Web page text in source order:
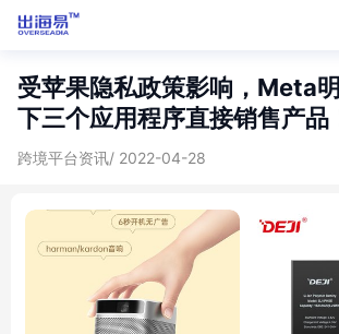
受苹果隐私政策影响，Meta
下三个应用程序直接销售产品
跨境平台资讯/ 2022-04-28